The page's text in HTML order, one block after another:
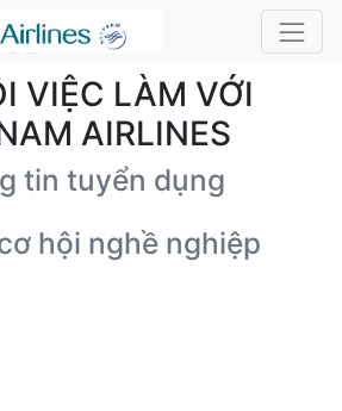
VIỆC LÀM VỚI
AIRLINES
tin tuyển dụng
hội nghề nghiệp